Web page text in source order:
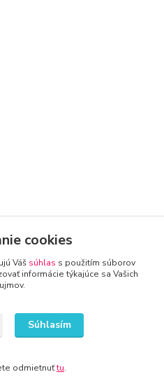
KAMENIK.SK
cookies
Váš súhlas s použitím súborov
informácie týkajúce sa Vašich
Súhlasím
odmietnuťtu.